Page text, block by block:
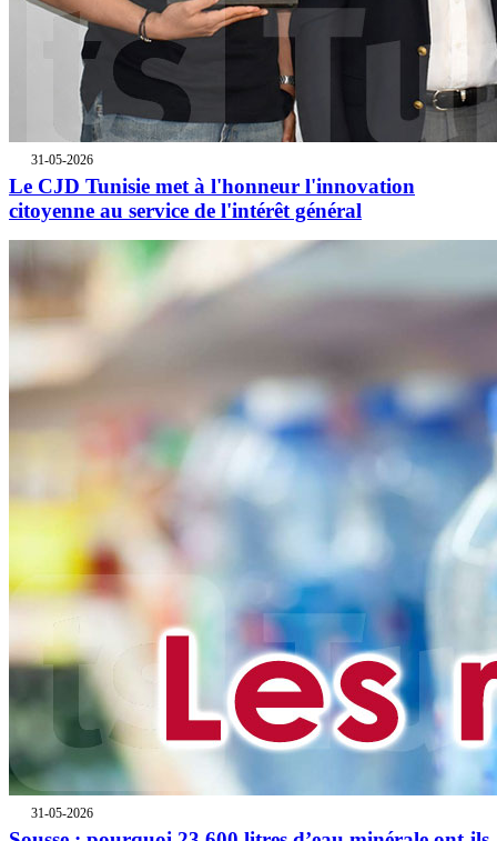
31-05-2026
Le CJD Tunisie met à l'honneur l'innovation
citoyenne au service de l'intérêt général
31-05-2026